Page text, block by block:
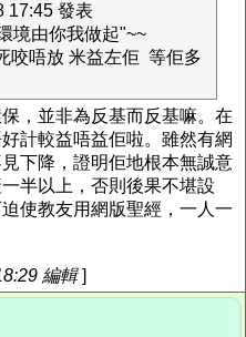
17:45 發表
境由你我做起"~~
咬唔放 米益左佢 等佢多
，並非為反基而反基嘛。在
計較益唔益佢啦。雖然有網
下降，證明佢地根本無誠意
半以上，否則後果不堪設
使教友用網版聖經，一人一
編輯]